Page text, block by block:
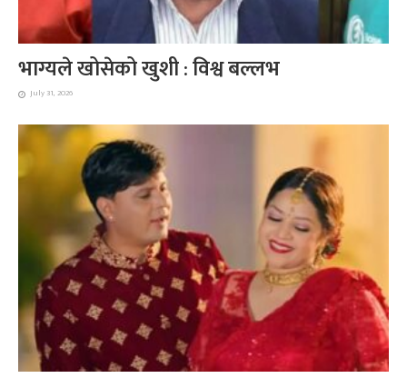
भाग्यले खोसेको खुशी : विश्व बल्लभ
July 31, 2026